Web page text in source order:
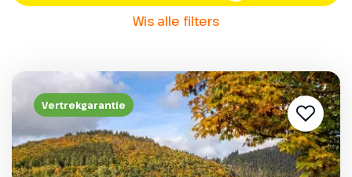
Wis alle filters
Vertrekgarantie